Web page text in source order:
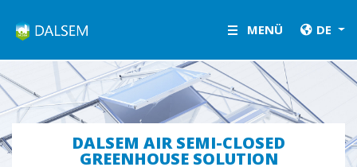
MENÜ DE
DALSEM AIR SEMI-CLOSED
GREENHOUSE SOLUTION